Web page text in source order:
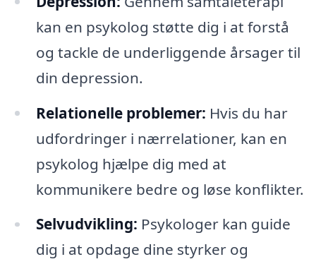
kan en psykolog støtte dig i at forstå
og tackle de underliggende årsager til
din depression.
Relationelle problemer: Hvis du har
udfordringer i nærrelationer, kan en
psykolog hjælpe dig med at
kommunikere bedre og løse konflikter.
Selvudvikling: Psykologer kan guide
dig i at opdage dine styrker og